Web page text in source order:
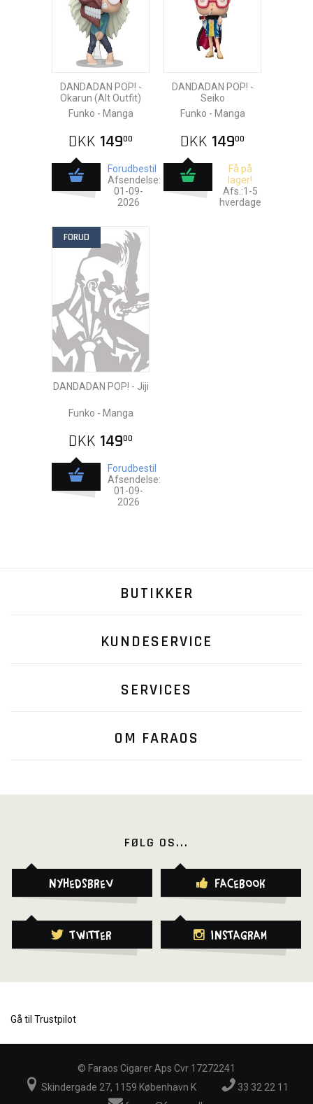
DANDADAN POP! -
Okarun (Alt Outfit)
Funko - Manga
DKK 14900
Forudbestil
Afsendelse:
01-09-
2026
DANDADAN POP! -
Seiko
Funko - Manga
DKK 14900
Få på
lager!
Afs.:1-5
hverdage
FORUD
DANDADAN POP! - Jiji
Funko - Manga
DKK 14900
Forudbestil
Afsendelse:
01-09-
2026
BUTIKKER
KUNDESERVICE
SERVICES
OM FARAOS
FØLG OS...
Nyhedsbrev Facebook
Twitter Instagram
Gå til Trustpilot
© Faraos Cigarer Aps Cvr 17272241
Skindergade 27, 1159 København K
33 32 22 11